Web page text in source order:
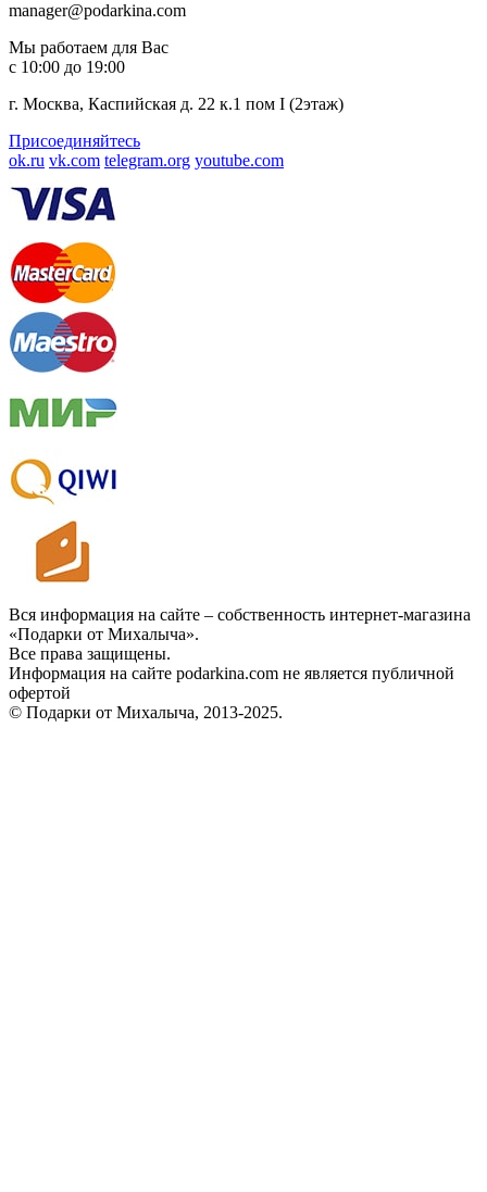
manager@podarkina.com
Мы работаем для Вас
с 10:00 до 19:00
г. Москва, Каспийская д. 22 к.1 пом I (2этаж)
Присоединяйтесь
ok.ru vk.com telegram.org youtube.com
Вся информация на сайте – собственность интернет-магазина
«Подарки от Михалыча».
Все права защищены.
Информация на сайте podarkina.com не является публичной
офертой
© Подарки от Михалыча, 2013-2025.